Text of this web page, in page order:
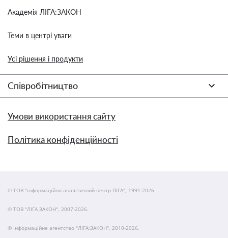
Академія ЛІГА:ЗАКОН
Теми в центрі уваги
Усі рішення і продукти
Співробітництво
Умови використання сайту
Політика конфіденційності
© ТОВ "інформаційно-аналітичний центр ЛІГА", 1991-2026.
© ТОВ "ЛІГА ЗАКОН", 2007-2026.
© Інформаційне агентство "ЛІГА:ЗАКОН", 2010-2026.